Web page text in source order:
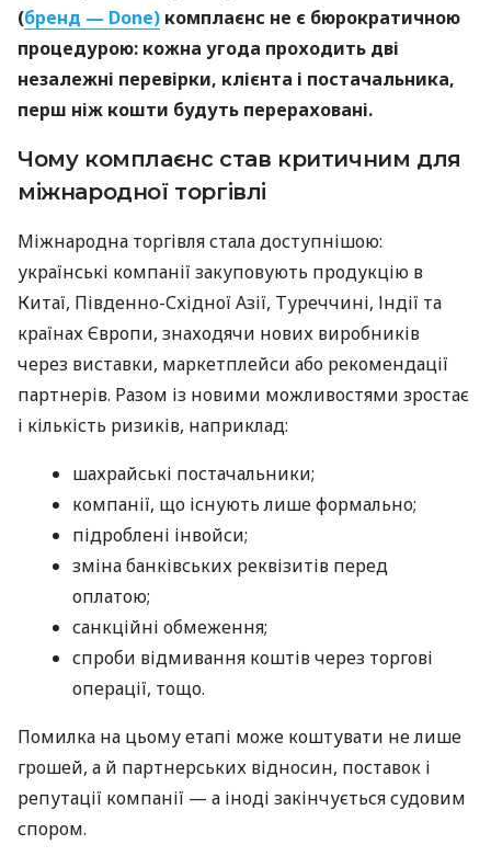
(бренд — Done) комплаєнс не є бюрократичною
процедурою: кожна угода проходить дві
незалежні перевірки, клієнта і постачальника,
перш ніж кошти будуть перераховані.
Чому комплаєнс став критичним для
міжнародної торгівлі
Міжнародна торгівля стала доступнішою:
українські компанії закуповують продукцію в
Китаї, Південно-Східної Азії, Туреччині, Індії та
країнах Європи, знаходячи нових виробників
через виставки, маркетплейси або рекомендації
партнерів. Разом із новими можливостями зростає
і кількість ризиків, наприклад:
шахрайські постачальники;
компанії, що існують лише формально;
підроблені інвойси;
зміна банківських реквізитів перед
оплатою;
санкційні обмеження;
спроби відмивання коштів через торгові
операції, тощо.
Помилка на цьому етапі може коштувати не лише
грошей, а й партнерських відносин, поставок і
репутації компанії — а іноді закінчується судовим
спором.